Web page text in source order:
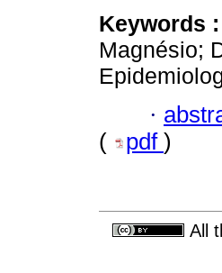
Keywords :
Magnésio;
·
(
pdf )
All